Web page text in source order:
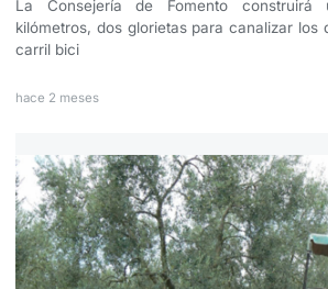
La Consejería de Fomento
kilómetros, dos glorietas para canalizar los
carril bici
hace 2 meses